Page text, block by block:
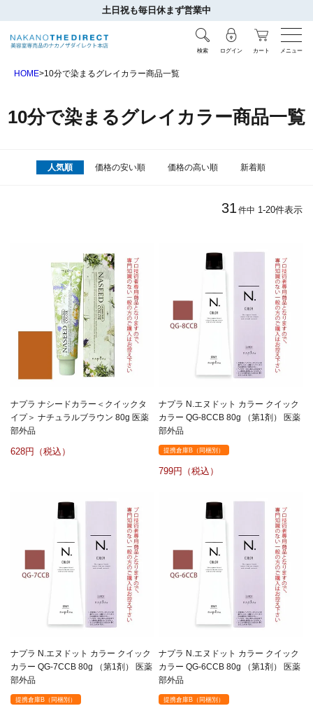
土日祝も毎日休まず営業中
検索 ログイン カート メニュー
HOME 10分で染まるグレイカラー商品一覧
10分で染まるグレイカラー商品一覧
人気順 価格の安い順 価格の高い順 新着順
31 件中 1-20件表示
ナプラ ナシードカラー＜クイックタ
イプ＞ ナチュラルブラウン 80g 医薬
部外品
628
ナプラ N.エヌドット カラー クイック
カラー QG-8CCB 80g （第1剤） 医薬
部外品
提携倉庫B（同梱別）
799
ナプラ N.エヌドット カラー クイック
カラー QG-7CCB 80g （第1剤） 医薬
部外品
提携倉庫B（同梱別）
ナプラ N.エヌドット カラー クイック
カラー QG-6CCB 80g （第1剤） 医薬
部外品
提携倉庫B（同梱別）